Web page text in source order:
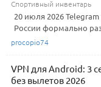
Спортивный инвентарь
20 июля 2026
России формально
procopio74
VPN для Android: 3
без вылетов 2026